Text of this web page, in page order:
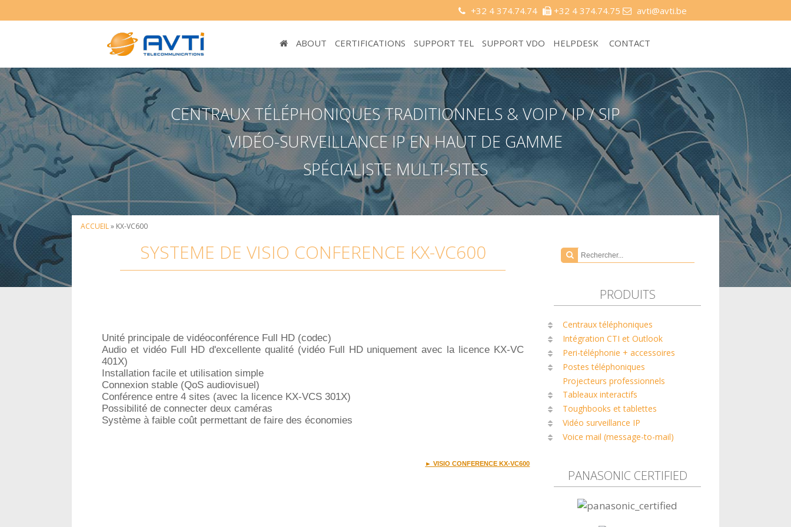
+32 4 374.74.74 +32 4 374.74.75 avti@avti.be
ABOUT CERTIFICATIONS SUPPORT TEL SUPPORT VDO HELPDESK CONTACT
CENTRAUX TÉLÉPHONIQUES TRADITIONNELS & VOIP / IP / SIP
VIDÉO-SURVEILLANCE IP EN HAUT DE GAMME
SPÉCIALISTE MULTI-SITES
ACCUEIL» KX-VC600
SYSTEME DE VISIO CONFERENCE KX-VC600
Unité principale de vidéoconférence Full HD (codec)
Audio et vidéo Full HD d'excellente qualité (vidéo Full HD uniquement avec la licence KX-VC
401X)
Installation facile et utilisation simple
Connexion stable (QoS audiovisuel)
Conférence entre 4 sites (avec la licence KX-VCS 301X)
Possibilité de connecter deux caméras
Système à faible coût permettant de faire des économies
► VISIO CONFERENCE KX-VC600
PRODUITS
Centraux téléphoniques
Intégration CTI et Outlook
Peri-téléphonie + accessoires
Postes téléphoniques
Projecteurs professionnels
Tableaux interactifs
Toughbooks et tablettes
Vidéo surveillance IP
Voice mail (message-to-mail)
PANASONIC CERTIFIED